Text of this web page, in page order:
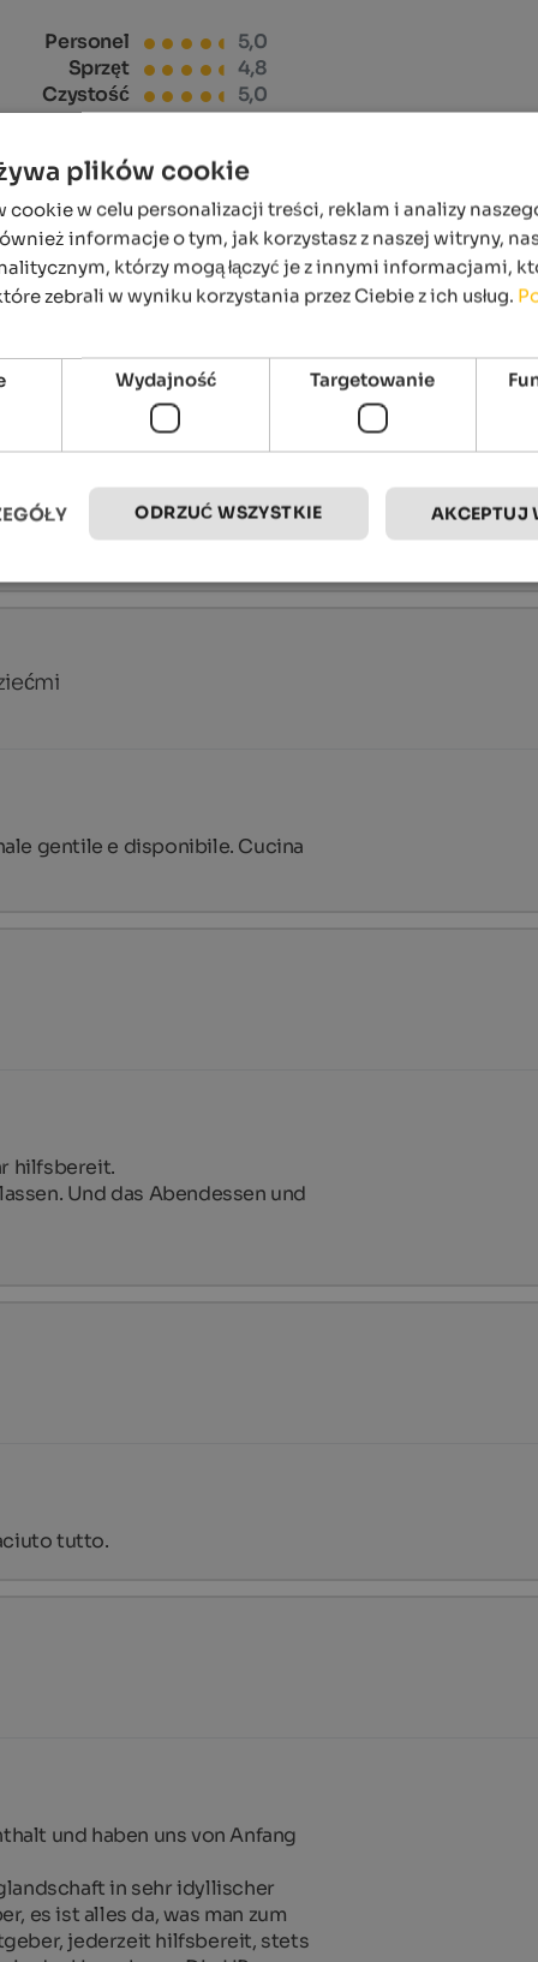
Personel
5,0
Sprzęt
4,8
Czystość
5,0
gentile e disponibile. Cucina
hilfsbereit.
Und das Abendessen und
tutto.
und haben uns von Anfang
in sehr idyllischer
es ist alles da, was man zum
jederzeit hilfsbereit, stets
plików cookie
cookie w celu personalizacji treści, reklam i analizy
informacje o tym, jak korzystasz z naszej witryny,
którzy mogą łączyć je z innymi informacjami,
zebrali w wyniku korzystania przez Ciebie z ich usług.
Wydajność Targetowanie
AKCEPTUJ
ODRZUĆ WSZYSTKIE